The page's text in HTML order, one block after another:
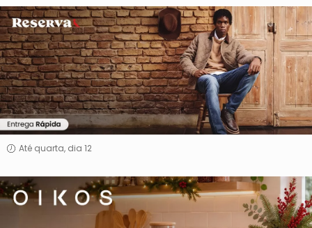
Reserva
Até quarta, dia 12
Oikos